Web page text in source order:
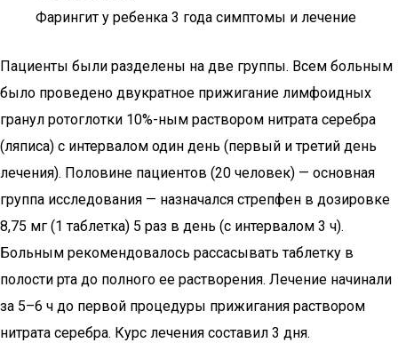
Фарингит у ребенка 3 года симптомы и лечение
Пациенты были разделены на две группы. Всем больным
было проведено двукратное прижигание лимфоидных
гранул ротоглотки 10%-ным раствором нитрата серебра
(ляписа) с интервалом один день (первый и третий день
лечения). Половине пациентов (20 человек) — основная
группа исследования — назначался стрепфен в дозировке
8,75 мг (1 таблетка) 5 раз в день (с интервалом 3 ч).
Больным рекомендовалось рассасывать таблетку в
полости рта до полного ее растворения. Лечение начинали
за 5–6 ч до первой процедуры прижигания раствором
нитрата серебра. Курс лечения составил 3 дня.